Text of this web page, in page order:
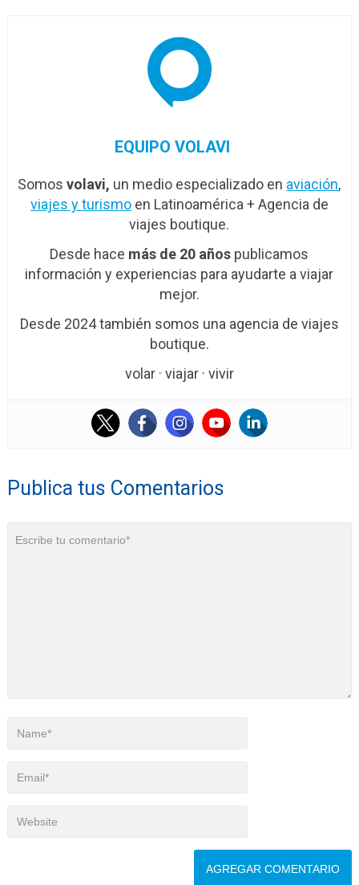
EQUIPO VOLAVI
Somosvolavi, un medio especializado en aviación,
viajes y turismoen Latinoamérica + Agencia de
viajes boutique.
Desde hace más de 20 años publicamos
información y experiencias para ayudarte a viajar
mejor.
Desde 2024 también somos una agencia de viajes
boutique.
volar · viajar · vivir
Publica tus Comentarios